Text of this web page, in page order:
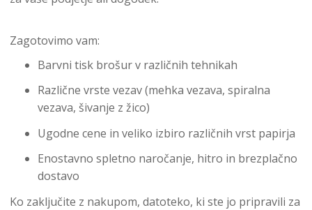
Zagotovimo vam:
Barvni tisk brošur v različnih tehnikah
Različne vrste vezav (mehka vezava, spiralna
vezava, šivanje z žico)
Ugodne cene in veliko izbiro različnih vrst papirja
Enostavno spletno naročanje, hitro in brezplačno
dostavo
Ko zaključite z nakupom, datoteko, ki ste jo pripravili za